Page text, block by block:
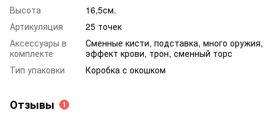
Высота
16,5см.
Артикуляция
25 точек
Аксессуары в
комплекте
Сменные кисти, подставка, много оружия,
эффект крови, трон, сменный торс
Тип упаковки
Коробка с окошком
Отзывы 1